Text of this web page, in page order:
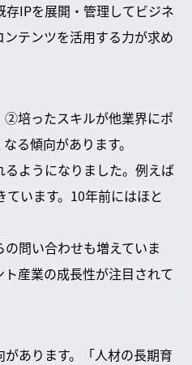
IPを展開・管理してビジネ
テンツを活用する力が求め
②培ったスキルが他業界にポ
る傾向があります。
ようになりました。例えば
います。10年前にはほと
問い合わせも増えていま
産業の成長性が注目されて
あります。「人材の長期育